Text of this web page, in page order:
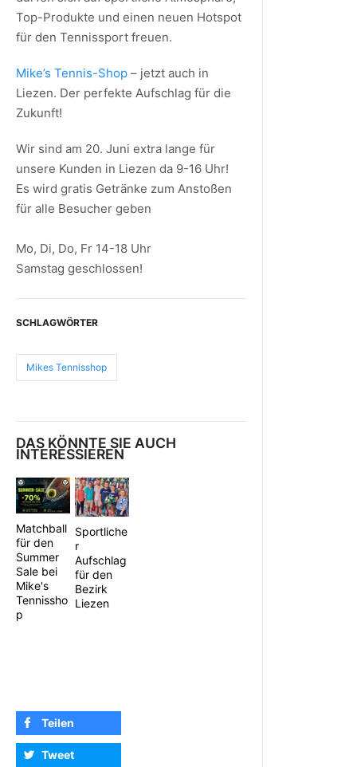
Top-Produkte und einen neuen Hotspot
für den Tennissport freuen.
Mike’s Tennis-Shop – jetzt auch in
Liezen. Der perfekte Aufschlag für die
Zukunft!
Wir sind am 20. Juni extra lange für
unsere Kunden in Liezen da 9-16 Uhr!
Es wird gratis Getränke zum Anstoßen
für alle Besucher geben
Mo, Di, Do, Fr 14-18 Uhr
Samstag geschlossen!
SCHLAGWÖRTER
Mikes Tennisshop
DAS KÖNNTE SIE AUCH
INTERESSIEREN
Matchball
für den
Summer
Sale bei
Mike's
Tennissho
p
Sportliche
r
Aufschlag
für den
Bezirk
Liezen
Teilen
Tweet